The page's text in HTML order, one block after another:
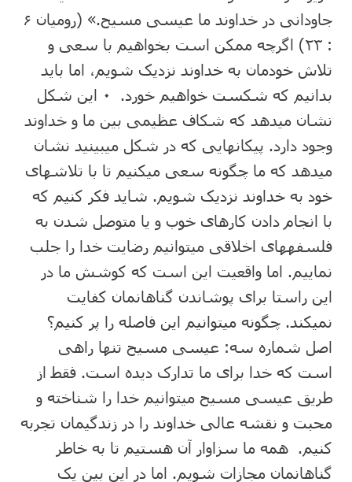
جاودانی در خداوند ما عیسی مسیح.» (رومیان ۶
: ۲۳) اگرچه ممکن است بخواهیم با سعی و
تلاش خودمان به خداوند نزدیک شویم، اما باید
بدانیم که شکست خواهیم خورد. ۰ این شکل
نشان میدهد که شکاف عظیمی بین ما و خداوند
وجود دارد. پیکانهایی که در شکل میبینید نشان
میدهد که ما چگونه سعی میکنیم تا با تلاشهای
خود به خداوند نزدیک شویم. شاید فکر کنیم که
با انجام دادن کارهای خوب و یا متوصل شدن به
فلسفههای اخلاقی میتوانیم رضایت خدا را جلب
نماییم. اما واقعیت این است که کوشش ما در
این راستا برای پوشاندن گناهانمان کفایت
نمیکند. چگونه میتوانیم این فاصله را پر کنیم؟
اصل شماره سه: عیسی مسیح تنها راهی
است که خدا برای ما تدارک دیده است. فقط از
طریق عیسی مسیح میتوانیم خدا را شناخته و
محبت و نقشه عالی خداوند را در زندگیمان تجربه
کنیم. همه ما سزاوار آن هستیم تا به خاطر
گناهانمان مجازات شویم. اما در این بین یک